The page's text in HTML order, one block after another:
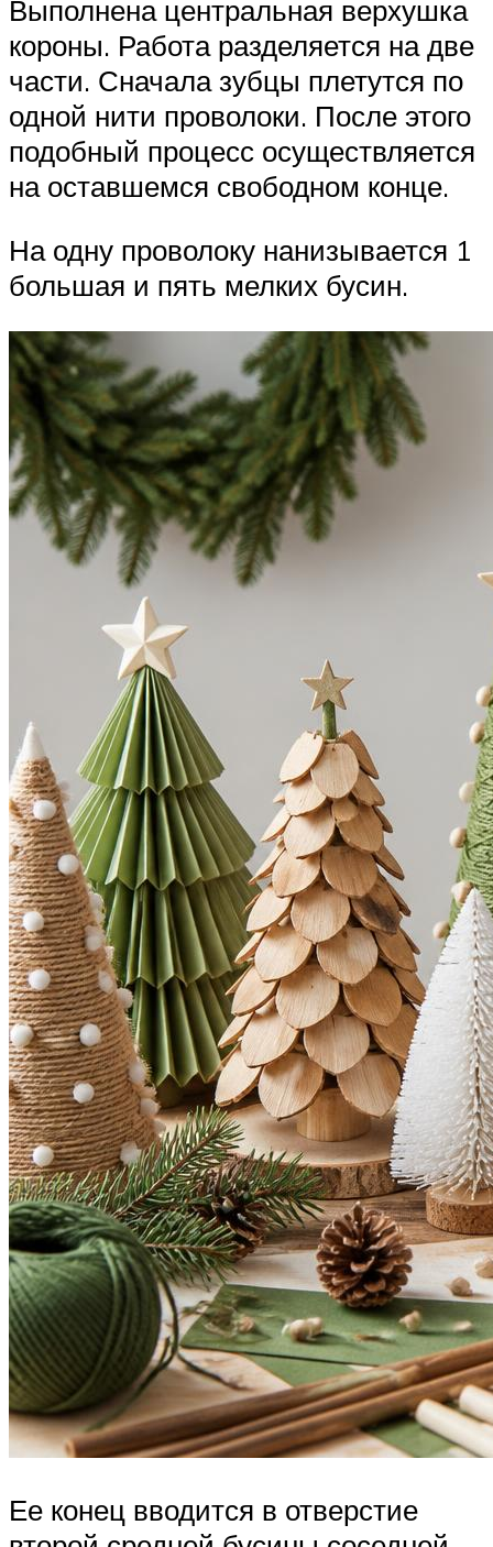
Выполнена центральная верхушка
короны. Работа разделяется на две
части. Сначала зубцы плетутся по
одной нити проволоки. После этого
подобный процесс осуществляется
на оставшемся свободном конце.
На одну проволоку нанизывается 1
большая и пять мелких бусин.
Ее конец вводится в отверстие